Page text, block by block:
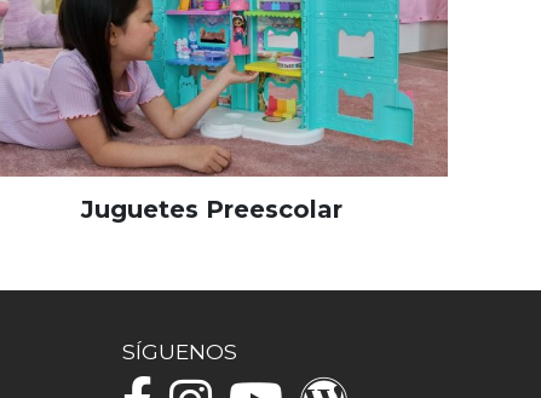
Juguetes Preescolar
SÍGUENOS